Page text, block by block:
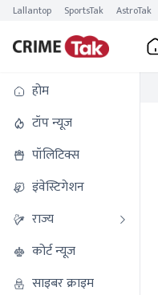
Lallantop SportsTak AstroTak
होम
टॉप न्यूज
पॉलिटिक्स
इंवेस्टिगेशन
राज्य
कोर्ट न्यूज
साइबर क्राइम